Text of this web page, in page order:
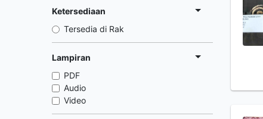
Ketersediaan
Tersedia di Rak
Lampiran
PDF
Audio
Video